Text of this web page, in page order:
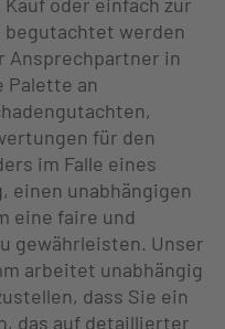
werden
Ansprechpartner in
Palette an
für den
im Falle eines
einen unabhängigen
eine faire und
gewährleisten. Unser
arbeitet unabhängig
dass Sie ein
das auf detaillierter